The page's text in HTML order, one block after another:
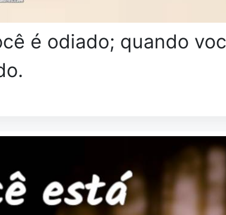
é odiado; quando